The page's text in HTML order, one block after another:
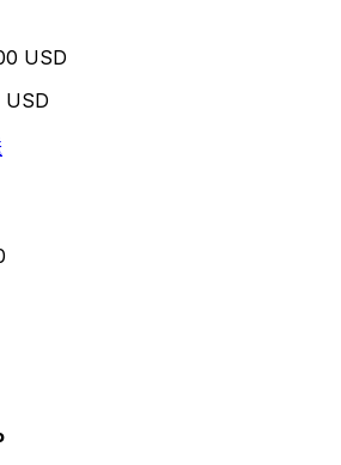
USD
USD